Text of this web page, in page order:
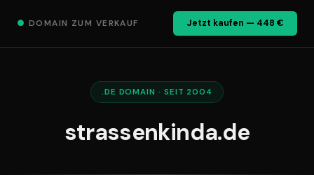
● DOMAIN ZUM VERKAUF Jetzt kaufen — 448 €
.DE DOMAIN · SEIT 2004
strassenkinda.de